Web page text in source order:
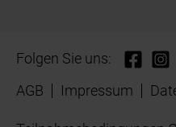
Folgen Sie uns:
AGB
Impressum